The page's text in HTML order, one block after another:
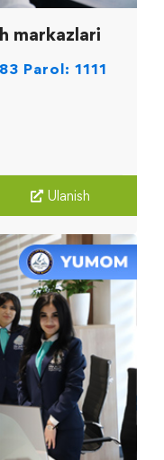
markazlari
Parol: 1111
Ulanish